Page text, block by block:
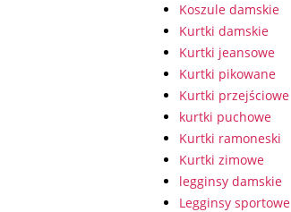
Koszule damskie
Kurtki damskie
Kurtki jeansowe
Kurtki pikowane
Kurtki przejściowe
kurtki puchowe
Kurtki ramoneski
Kurtki zimowe
legginsy damskie
Legginsy sportowe